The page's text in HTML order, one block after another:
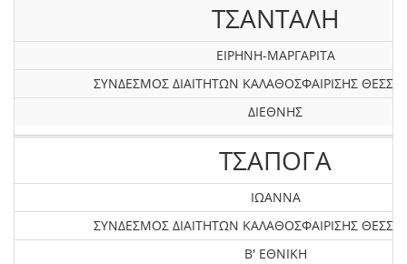
ΤΣΑΝΤΑΛΗ
ΕΙΡΗΝΗ-ΜΑΡΓΑΡΙΤΑ
ΣΥΝΔΕΣΜΟΣ ΔΙΑΙΤΗΤΩΝ ΚΑΛΑΘΟΣΦΑΙΡΙΣΗΣ
ΔΙΕΘΝΗΣ
ΤΣΑΠΟΓΑ
ΙΩΑΝΝΑ
ΣΥΝΔΕΣΜΟΣ ΔΙΑΙΤΗΤΩΝ ΚΑΛΑΘΟΣΦΑΙΡΙΣΗΣ
Β' ΕΘΝΙΚΗ